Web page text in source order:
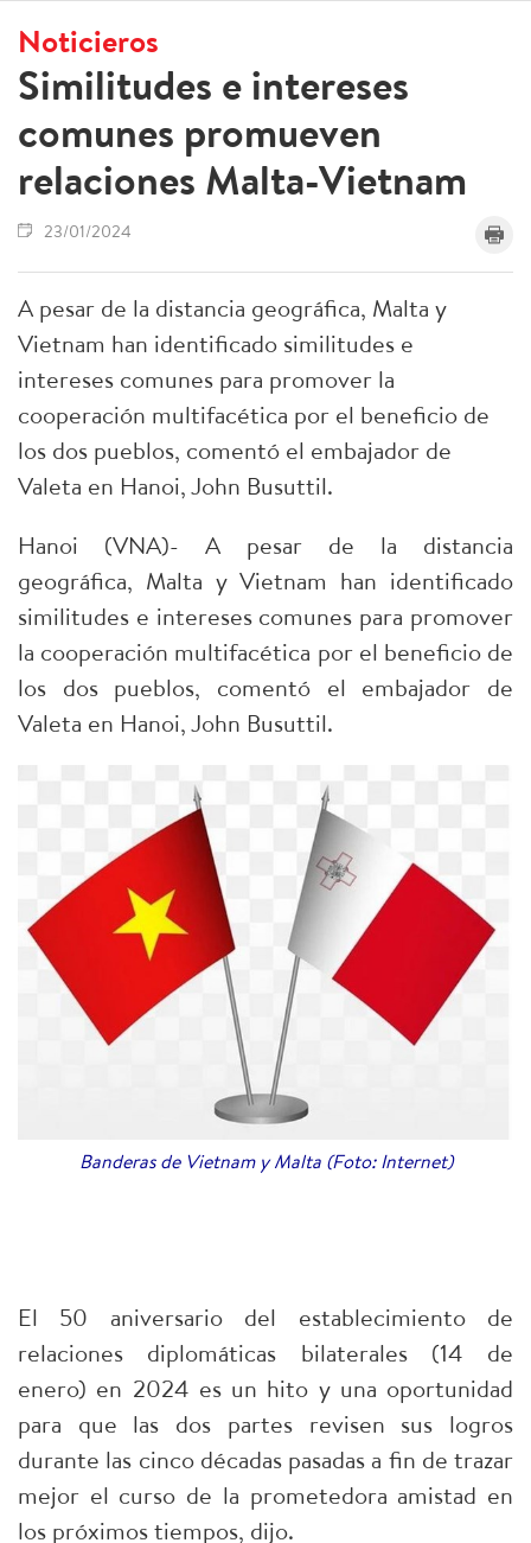
Noticieros
Similitudes e intereses
comunes promueven
relaciones Malta-Vietnam
23/01/2024
A pesar de la distancia geográfica, Malta y
Vietnam han identificado similitudes e
intereses comunes para promover la
cooperación multifacética por el beneficio de
los dos pueblos, comentó el embajador de
Valeta en Hanoi, John Busuttil.
Hanoi (VNA)- A pesar de la distancia
geográfica, Malta y Vietnam han identificado
similitudes e intereses comunes para promover
la cooperación multifacética por el beneficio de
los dos pueblos, comentó el embajador de
Valeta en Hanoi, John Busuttil.
Banderas de Vietnam y Malta (Foto: Internet)
El 50 aniversario del establecimiento de
relaciones diplomáticas bilaterales (14 de
enero) en 2024 es un hito y una oportunidad
para que las dos partes revisen sus logros
durante las cinco décadas pasadas a fin de trazar
mejor el curso de la prometedora amistad en
los próximos tiempos, dijo.